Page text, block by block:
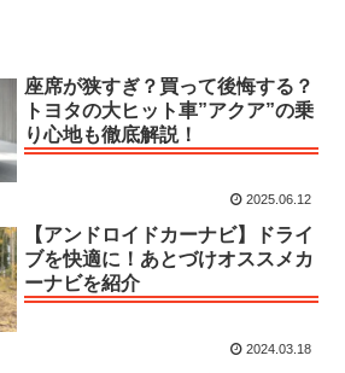
座席が狭すぎ？買って後悔する？
トヨタの大ヒット車”アクア”の乗
り心地も徹底解説！
2025.06.12
【アンドロイドカーナビ】ドライ
ブを快適に！あとづけオススメカ
ーナビを紹介
2024.03.18